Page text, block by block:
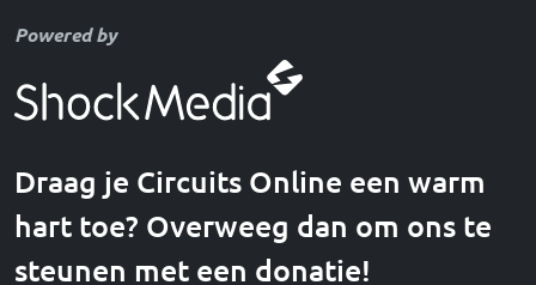
Powered by
Draag je Circuits Online een warm
hart toe? Overweeg dan om ons te
steunen met een donatie!